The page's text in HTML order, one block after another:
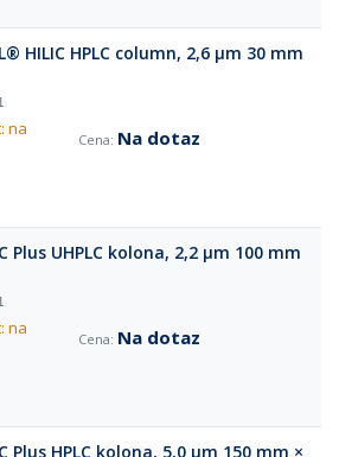
HILIC HPLC column, 2,6 µm 30 mm
na
Na dotaz
Plus UHPLC kolona, 2,2 µm 100 mm
na
Na dotaz
Plus HPLC kolona, 5,0 µm 150 mm ×